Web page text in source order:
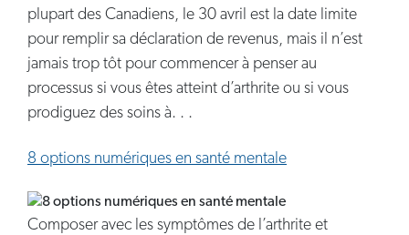
plupart des Canadiens, le 30 avril est la date limite
pour remplir sa déclaration de revenus, mais il n’est
jamais trop tôt pour commencer à penser au
processus si vous êtes atteint d’arthrite ou si vous
prodiguez des soins à. . .
8 options numériques en santé mentale
Composer avec les symptômes de l’arthrite et